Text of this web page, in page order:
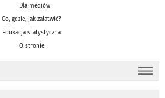
Dla mediów
Co, gdzie, jak załatwić?
Edukacja statystyczna
O stronie